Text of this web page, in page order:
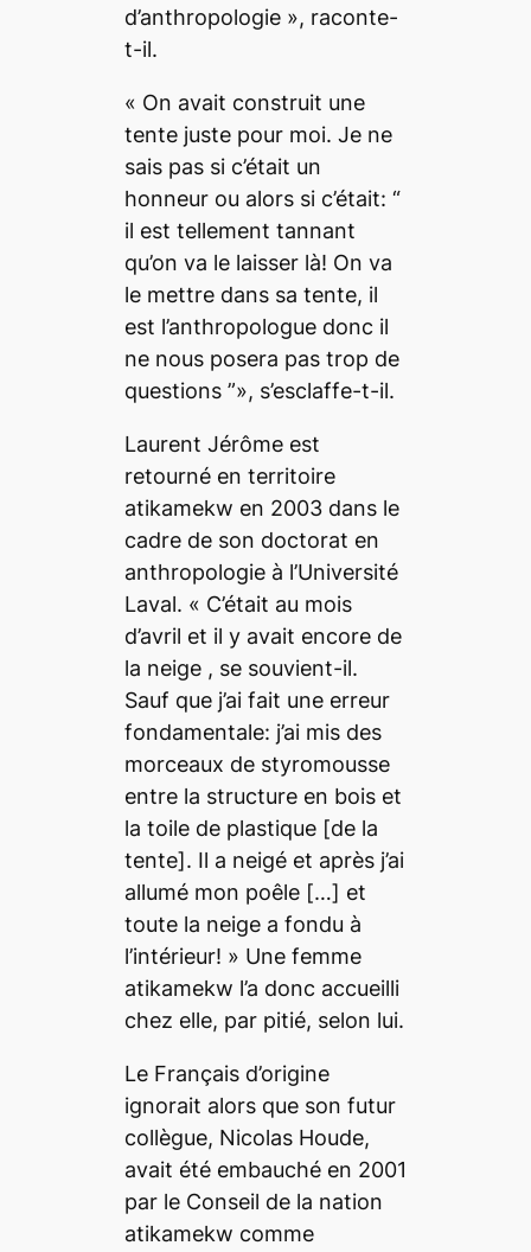
d’anthropologie », raconte-
t-il.
« On avait construit une
tente juste pour moi. Je ne
sais pas si c’était un
honneur ou alors si c’était: “
il est tellement tannant
qu’on va le laisser là! On va
le mettre dans sa tente, il
est l’anthropologue donc il
ne nous posera pas trop de
questions ”», s’esclaffe-t-il.
Laurent Jérôme est
retourné en territoire
atikamekw en 2003 dans le
cadre de son doctorat en
anthropologie à l’Université
Laval. « C’était au mois
d’avril et il y avait encore de
la neige , se souvient-il.
Sauf que j’ai fait une erreur
fondamentale: j’ai mis des
morceaux de styromousse
entre la structure en bois et
la toile de plastique[de la
tente]. Il a neigé et après j’ai
allumé mon poêle[…] et
toute la neige a fondu à
l’intérieur! » Une femme
atikamekw l’a donc accueilli
chez elle, par pitié, selon lui.
Le Français d’origine
ignorait alors que son futur
collègue, Nicolas Houde,
avait été embauché en 2001
par le Conseil de la nation
atikamekw comme